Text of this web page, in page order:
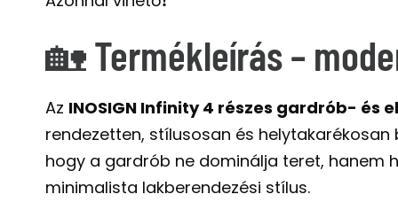
🏡 Termékleírás –
Az INOSIGN Infinity 4 részes gardrób- és
rendezetten, stílusosan és
hogy a gardrób ne dominálja teret, hanem
minimalista lakberendezési stílus.